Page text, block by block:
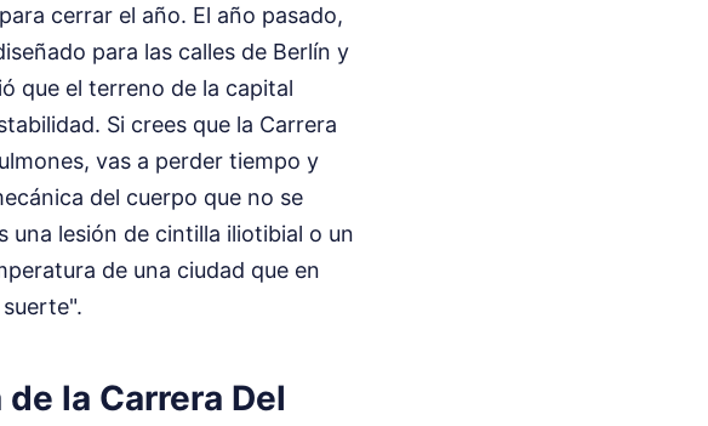
cerrar el año. El año pasado,
para las calles de Berlín y
que el terreno de la capital
Si crees que la Carrera
vas a perder tiempo y
del cuerpo que no se
una lesión de cintilla iliotibial o un
de una ciudad que en
la Carrera Del